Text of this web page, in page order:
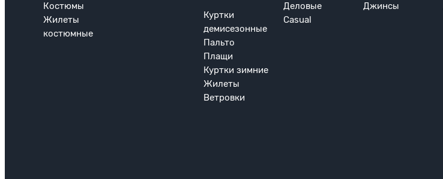
Костюмы
Жилеты
костюмные
Куртки
демисезонные
Пальто
Плащи
Куртки зимние
Жилеты
Ветровки
Деловые
Casual
Джинсы